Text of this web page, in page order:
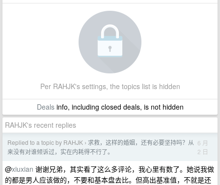
Per RAHJK's settings, the topics list is hidden
Dealsinfo, including closed deals, is not hidden
RAHJK's recent replies
Replied to a topic by RAHJK › 求救，这样的婚姻，还有必要坚持吗？从
来没有对谁倾诉过，实在内耗得不行了。
6 月
2 日
@xiuxian 谢谢兄弟，其实看了这么多评论，我心里有数了。她说我做
的都是男人应该做的，不要和基本盘去比。但高出基准值，不就是还